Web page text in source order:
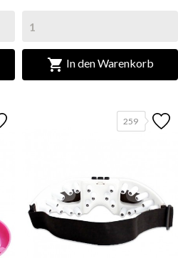
 In den Warenkorb
259